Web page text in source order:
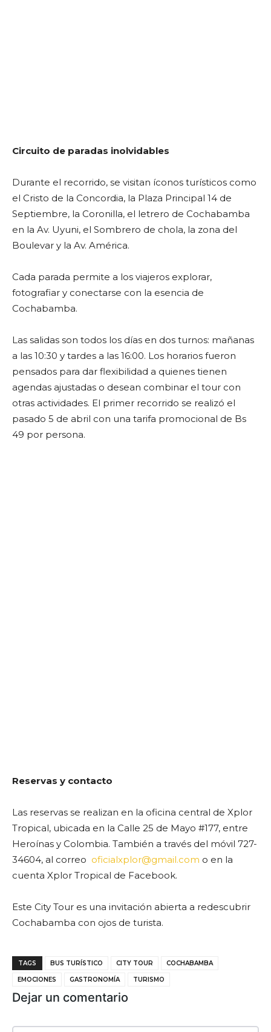
Circuito de paradas inolvidables
Durante el recorrido, se visitan íconos turísticos como
el Cristo de la Concordia, la Plaza Principal 14 de
Septiembre, la Coronilla, el letrero de Cochabamba
en la Av. Uyuni, el Sombrero de chola, la zona del
Boulevar y la Av. América.
Cada parada permite a los viajeros explorar,
fotografiar y conectarse con la esencia de
Cochabamba.
Las salidas son todos los días en dos turnos: mañanas
a las 10:30 y tardes a las 16:00. Los horarios fueron
pensados para dar flexibilidad a quienes tienen
agendas ajustadas o desean combinar el tour con
otras actividades. El primer recorrido se realizó el
pasado 5 de abril con una tarifa promocional de Bs
49 por persona.
Reservas y contacto
Las reservas se realizan en la oficina central de Xplor
Tropical, ubicada en la Calle 25 de Mayo #177, entre
Heroínas y Colombia. También a través del móvil 727-
34604, al correo oficialxplor@gmail.com o en la
cuenta Xplor Tropical de Facebook.
Este City Tour es una invitación abierta a redescubrir
Cochabamba con ojos de turista.
TAGS BUS TURÍSTICO CITY TOUR COCHABAMBA
EMOCIONES GASTRONOMÍA TURISMO
Dejar un comentario